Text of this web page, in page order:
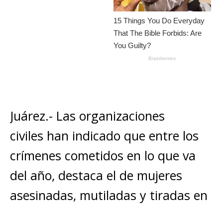
Juárez.- Las organizaciones
civiles han indicado que entre los
crímenes cometidos en lo que va
del año, destaca el de mujeres
asesinadas, mutiladas y tiradas en